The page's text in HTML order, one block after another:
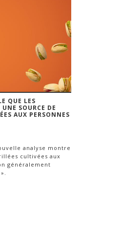
QUE LES
SOURCE DE
AUX PERSONNES
analyse montre
cultivées aux
généralement